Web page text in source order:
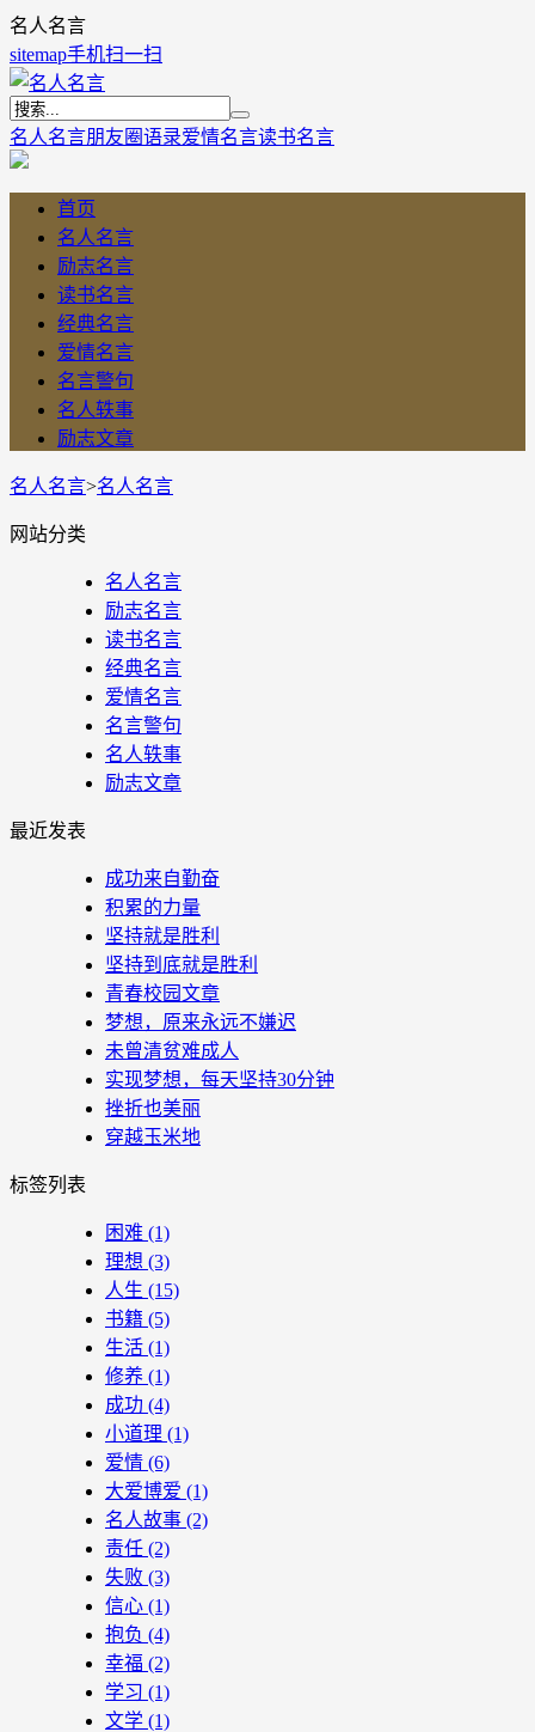
名人名言
sitemap手机扫一扫
名人名言朋友圈语录爱情名言读书名言
首页
名人名言
励志名言
读书名言
经典名言
爱情名言
名言警句
名人轶事
励志文章
名人名言>名人名言
网站分类
名人名言
励志名言
读书名言
经典名言
爱情名言
名言警句
名人轶事
励志文章
最近发表
成功来自勤奋
积累的力量
坚持就是胜利
坚持到底就是胜利
青春校园文章
梦想，原来永远不嫌迟
未曾清贫难成人
实现梦想，每天坚持30分钟
挫折也美丽
穿越玉米地
标签列表
困难 (1)
理想 (3)
人生 (15)
书籍 (5)
生活 (1)
修养 (1)
成功 (4)
小道理 (1)
爱情 (6)
大爱博爱 (1)
名人故事 (2)
责任 (2)
失败 (3)
信心 (1)
抱负 (4)
幸福 (2)
学习 (1)
文学 (1)